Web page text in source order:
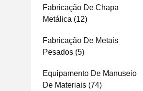
Fabricação De Chapa
Metálica (12)
Fabricação De Metais
Pesados (5)
Equipamento De Manuseio
De Materiais (74)